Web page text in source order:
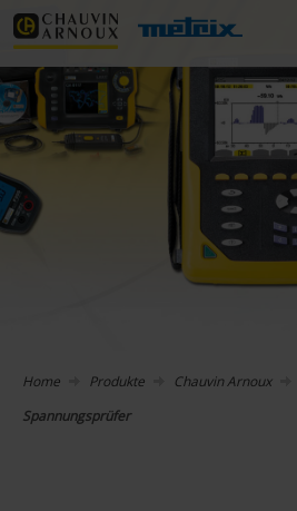
Home Produkte Chauvin Arnoux
Spannungsprüfer